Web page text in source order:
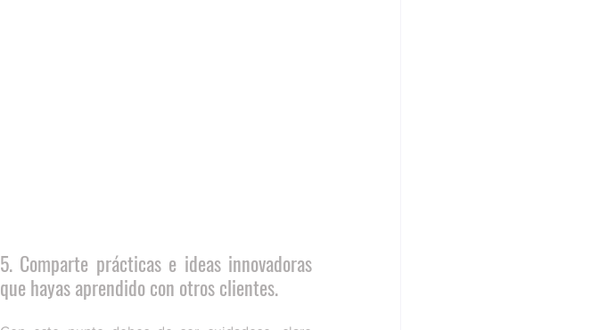
5. Comparte prácticas e ideas innovadoras
que hayas aprendido con otros clientes.